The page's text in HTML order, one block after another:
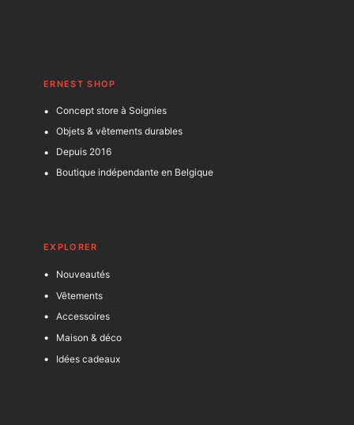
ERNEST SHOP
Concept store à Soignies
Objets & vêtements durables
Depuis 2016
Boutique indépendante en Belgique
EXPLORER
Nouveautés
Vêtements
Accessoires
Maison & déco
Idées cadeaux